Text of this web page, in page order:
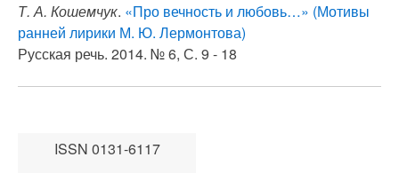
Т. А. Кошемчук. «Про вечность и любовь…» (Мотивы
ранней лирики М. Ю. Лермонтова)
Русская речь. 2014. № 6, С. 9 - 18
ISSN 0131-6117